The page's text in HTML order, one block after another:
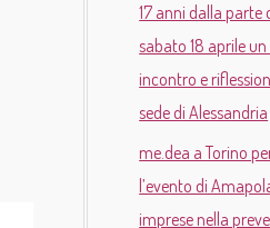
17 anni dalla parte
sabato 18 aprile
incontro e
sede di Alessandria
me.dea a Torino
l’evento di
imprese nella